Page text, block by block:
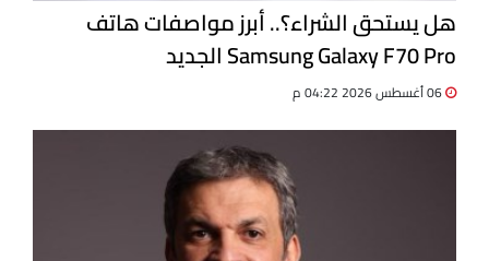
هل يستحق الشراء؟.. أبرز مواصفات هاتف
Samsung Galaxy F70 Pro الجديد